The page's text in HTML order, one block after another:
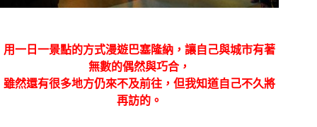
用一日一景點的方式漫遊巴塞隆納，讓自己與城市有著
無數的偶然與巧合，
雖然還有很多地方仍來不及前往，但我知道自己不久將
再訪的。